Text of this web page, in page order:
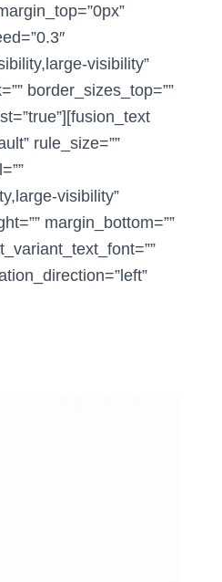
visibility”
border_sizes_top=””
rule_size=””
visibility”
margin_bottom=””